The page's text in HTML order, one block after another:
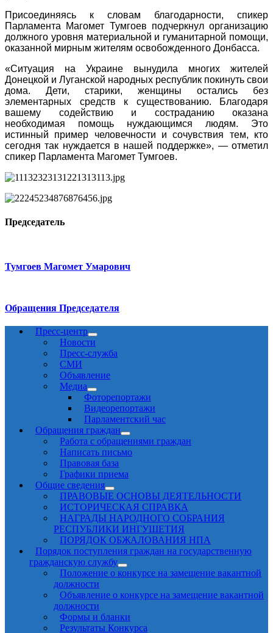
Присоединяясь к словам благодарности, спикер
Парламента Магомет Тумгоев подчеркнул организацию
должного уровня материальной и гуманитарной помощи,
оказанной мирным жителям освобожденного Донбасса.
«Ситуация на Украине вынудила многих жителей
Донецкой и Луганской народных республик покинуть свои
дома. Дети, старики, женщины остались без
элементарных средств к существованию. Благодаря
вашему содействию и состраданию оказана
необходимая помощь нуждающимся людям. Это
истинный пример человечности и сочувствия тем, кто
сегодня так нуждается в нашей поддержке», — отметил
спикер Парламента Магомет Тумгоев.
Председатель
Тумгоев Магомет Умарович
Обращения Председателя
Пресс-центр
Новости
Пресс-служба
СМИ
Объявление
Медиа
Фоторепортажи
Видеорепортажи
Парламентский час
Обращения граждан
Работа с обращениями граждан
Написать письмо
Правовая база
Графики приема
Общие сведения
ПРАВОВЫЕ ОСНОВЫ ДЕЯТЕЛЬНОСТИ
ИСТОРИЧЕСКАЯ СПРАВКА
НАГРАДЫ НАРОДНОГО СОБРАНИЯ
РЕСПУБЛИКИ ИНГУШЕТИЯ
ПОРЯДОК ОБЖАЛОВАНИЯ НПА
Порядок поступления граждан на государственную
гражданскую службу
Положение о конкурсе на замещение вакантной
должности
Объявление о конкурсе на замещение вакантной
должности
Формы и бланки
Результаты Конкурса